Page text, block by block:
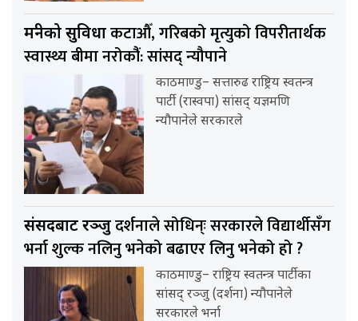
मन्त्रीको सुविधाकटाऔँ, गरिबको मृत्युको विपरीतार्थक
स्वास्थ्य बीमा नरोकौंं: सांसद् न्यौपाने
काठमाण्डु– सत्तारुढ राष्ट्रिय स्वतन्त्र
पार्टी (रास्वपा) सांसद् यज्ञमणि
न्यौपानेले सरकारले
संसदबाट रञ्जुदर्शनाले सोधिन्ः सरकारले विद्यार्थीसँग
भर्ना शुल्क नलिनु भनेको बढाएर लिनु भनेको हो ?
काठमाण्डु– राष्ट्रिय स्वतन्त्र पार्टीका
सांसद् रञ्जु (दर्शना) न्यौपानेले
सरकारले भर्ना